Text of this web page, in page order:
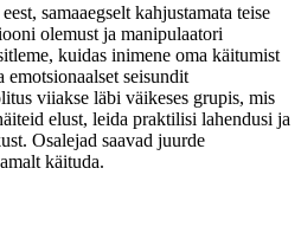
samaaegselt kahjustamata teise
olemust ja manipulaatori
kuidas inimene oma käitumist
seisundit
viiakse läbi väikeses grupis, mis
elust, leida praktilisi lahendusi ja
Osalejad saavad juurde
käituda.